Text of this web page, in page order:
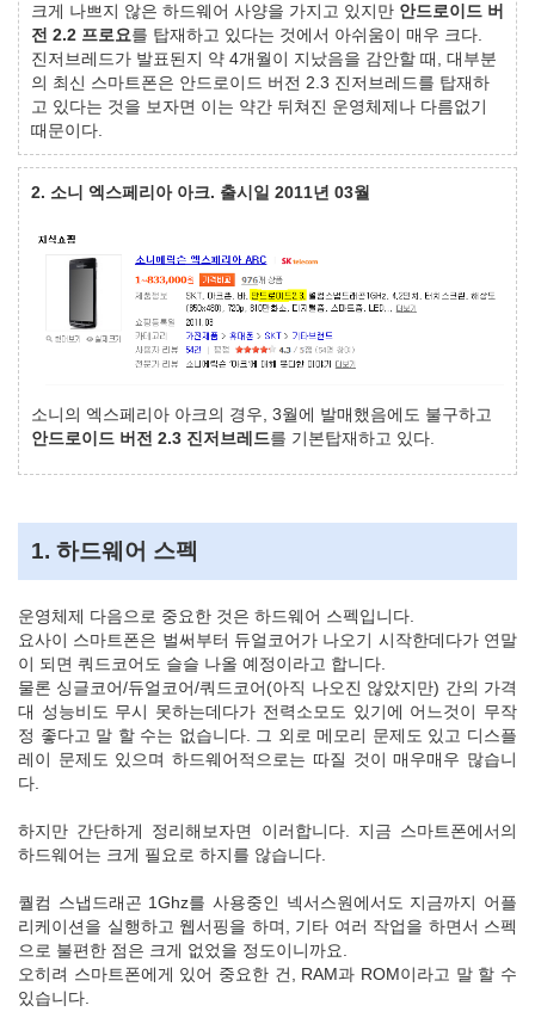
크게 나쁘지 않은 하드웨어 사양을 가지고 있지만 안드로이드 버
전 2.2 프로요를 탑재하고 있다는 것에서 아쉬움이 매우 크다.
진저브레드가 발표된지 약 4개월이 지났음을 감안할 때, 대부분
의 최신 스마트폰은 안드로이드 버전 2.3 진저브레드를 탑재하
고 있다는 것을 보자면 이는 약간 뒤쳐진 운영체제나 다름없기
때문이다.
2. 소니 엑스페리아 아크. 출시일 2011년 03월
소니의 엑스페리아 아크의 경우, 3월에 발매했음에도 불구하고
안드로이드 버전 2.3 진저브레드를 기본탑재하고 있다.
1. 하드웨어 스펙
운영체제 다음으로 중요한 것은 하드웨어 스펙입니다.
요사이 스마트폰은 벌써부터 듀얼코어가 나오기 시작한데다가 연말
이 되면 쿼드코어도 슬슬 나올 예정이라고 합니다.
물론 싱글코어/듀얼코어/쿼드코어(아직 나오진 않았지만) 간의 가격
대 성능비도 무시 못하는데다가 전력소모도 있기에 어느것이 무작
정 좋다고 말 할 수는 없습니다. 그 외로 메모리 문제도 있고 디스플
레이 문제도 있으며 하드웨어적으로는 따질 것이 매우매우 많습니
다.
하지만 간단하게 정리해보자면 이러합니다. 지금 스마트폰에서의
하드웨어는 크게 필요로 하지를 않습니다.
퀄컴 스냅드래곤 1Ghz를 사용중인 넥서스원에서도 지금까지 어플
리케이션을 실행하고 웹서핑을 하며, 기타 여러 작업을 하면서 스펙
으로 불편한 점은 크게 없었을 정도이니까요.
오히려 스마트폰에게 있어 중요한 건, RAM과 ROM이라고 말 할 수
있습니다.